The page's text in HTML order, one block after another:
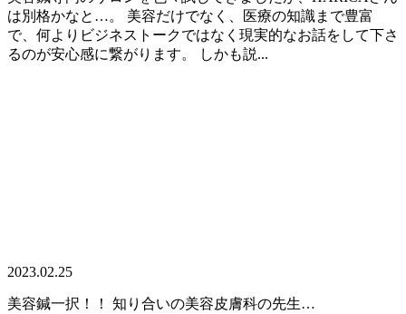
は別格かなと…。 美容だけでなく、医療の知識まで豊富
で、何よりビジネストークではなく現実的なお話をして下さ
るのが安心感に繋がります。 しかも説...
2023.02.25
美容鍼一択！！ 知り合いの美容皮膚科の先生…